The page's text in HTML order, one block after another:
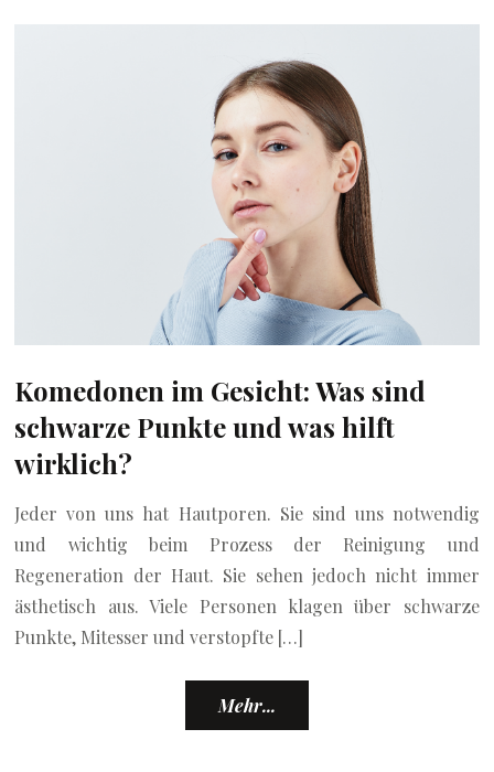
Komedonen im Gesicht: Was sind
schwarze Punkte und was hilft
wirklich?
Jeder von uns hat Hautporen. Sie sind uns notwendig
und wichtig beim Prozess der Reinigung und
Regeneration der Haut. Sie sehen jedoch nicht immer
ästhetisch aus. Viele Personen klagen über schwarze
Punkte, Mitesser und verstopfte […]
Mehr...